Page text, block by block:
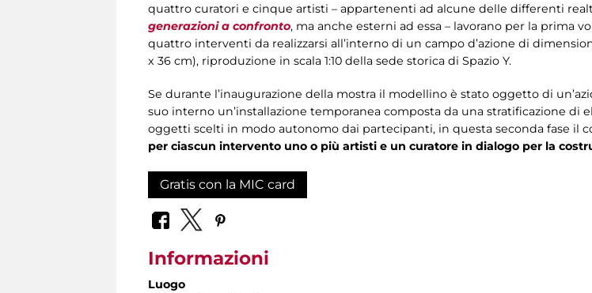
quattro curatori e cinque artisti – appartenenti ad alcune delle differenti
generazioni a confronto, ma anche esterni ad essa – lavorano per la prima
quattro interventi da realizzarsi all’interno di un campo d’azione di
x 36 cm), riproduzione in scala 1:10 della sede storica di Spazio Y.
Se durante l’inaugurazione della mostra il modellino è stato oggetto di
suo interno un’installazione temporanea composta da una stratificazione
oggetti scelti in modo autonomo dai partecipanti, in questa seconda fase il
per ciascun intervento uno o più artisti e un curatore in dialogo per la
Gratis con la MIC card
Informazioni
Luogo